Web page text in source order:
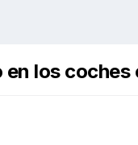
los coches